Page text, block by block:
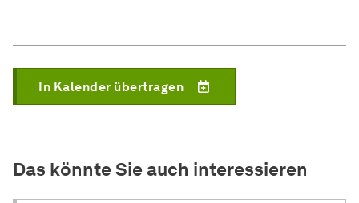
In Kalender übertragen
Das könnte Sie auch interessieren